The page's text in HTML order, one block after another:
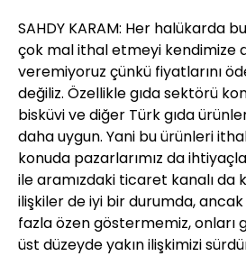
SAHDY KARAM: Her halükarda
çok mal ithal etmeyi kendimize
veremiyoruz çünkü fiyatlarını
değiliz. Özellikle gıda sektörü
bisküvi ve diğer Türk gıda
daha uygun. Yani bu ürünleri
konuda pazarlarımız da
ile aramızdaki ticaret kanalı da
ilişkiler de iyi bir durumda,
fazla özen göstermemiz, onları
üst düzeyde yakın ilişkimizi